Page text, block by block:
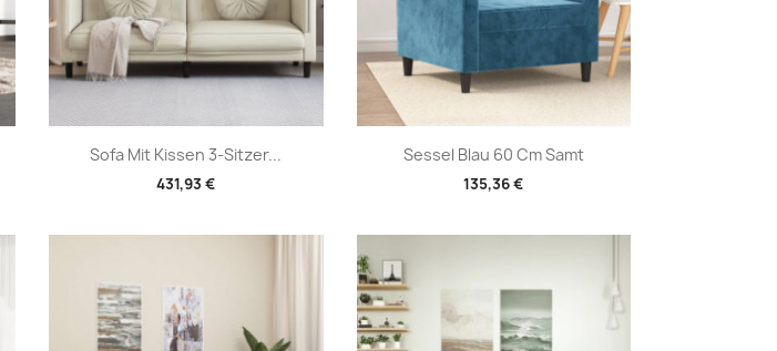
Sofa Mit Kissen 3-Sitzer...
431,93 €
Vorschau Sessel Blau 60 Cm Samt
135,36 €
Vorschau